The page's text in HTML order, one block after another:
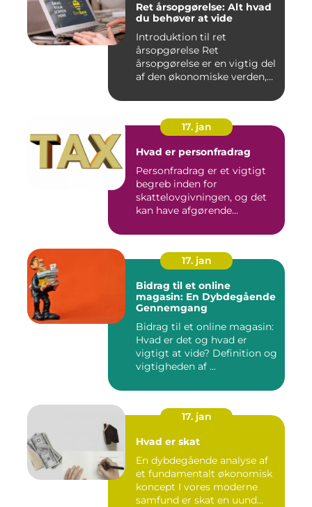
Ret årsopgørelse: Alt hvad
du behøver at vide
Introduktion til ret
årsopgørelse Ret
årsopgørelse er en vigtig del
af den økonomiske verden,
17. jan
Hvad er personfradrag
Personfradrag er et vigtigt
begreb inden for
skattelovgivningen, og det
kan have afgørende
17. jan
Bidrag til et online
magasin: En Dybdegående
Gennemgang
Bidrag til et online magasin:
Hvad er det og hvad er
vigtigt at vide? Definition og
vigtigheden af ...
17. jan
Hvad er skat
En dybdegående analyse af
et fundamentalt økonomisk
koncept I vores moderne
samfund er skat en uund...